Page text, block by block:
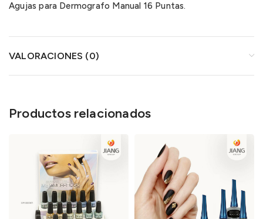
Agujas para Dermografo Manual 16 Puntas.
VALORACIONES (0)
Productos relacionados